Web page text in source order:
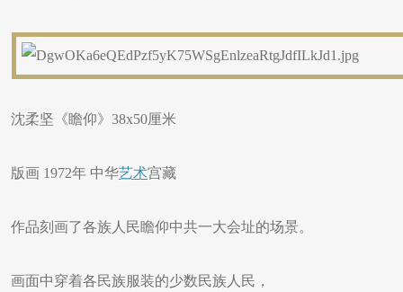
​沈柔坚《瞻仰》38x50厘米
版画 1972年 中华艺术宫藏
作品刻画了各族人民瞻仰中共一大会址的场景。
画面中穿着各民族服装的少数民族人民，